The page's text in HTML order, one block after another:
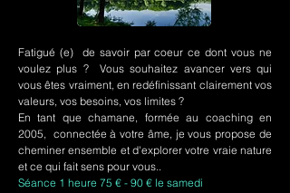
Fatigué (e) de savoir par coeur ce dont vous ne
voulez plus ? Vous souhaitez avancer vers qui
vous êtes vraiment, en redéfinissant clairement vos
valeurs, vos besoins, vos limites ?
En tant que chamane, formée au coaching en
2005, connectée à votre âme, je vous propose de
cheminer ensemble et d'explorer votre vraie nature
et ce qui fait sens pour vous..
Séance 1 heure 75 € - 90 € le samedi